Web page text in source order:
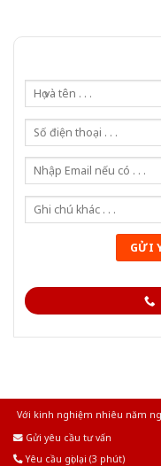
Với kinh nghiệm nhiêu năm
Gửi yêu cầu tư vấn
Yêu cầu gọi lại (3 phút)